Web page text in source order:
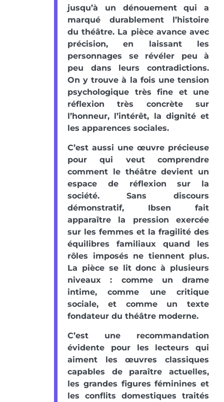
jusqu’à un dénouement qui a
marqué durablement l’histoire
du théâtre. La pièce avance avec
précision, en laissant les
personnages se révéler peu à
peu dans leurs contradictions.
On y trouve à la fois une tension
psychologique très fine et une
réflexion très concrète sur
l’honneur, l’intérêt, la dignité et
les apparences sociales.
C’est aussi une œuvre précieuse
pour qui veut comprendre
comment le théâtre devient un
espace de réflexion sur la
société. Sans discours
démonstratif, Ibsen fait
apparaître la pression exercée
sur les femmes et la fragilité des
équilibres familiaux quand les
rôles imposés ne tiennent plus.
La pièce se lit donc à plusieurs
niveaux : comme un drame
intime, comme une critique
sociale, et comme un texte
fondateur du théâtre moderne.
C’est une recommandation
évidente pour les lecteurs qui
aiment les œuvres classiques
capables de paraître actuelles,
les grandes figures féminines et
les conflits domestiques traités